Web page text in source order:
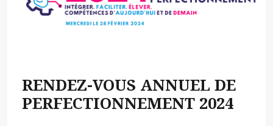
RENDEZ-VOUS ANNUEL DE
PERFECTIONNEMENT 2024